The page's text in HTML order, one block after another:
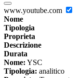
www.youtube.com
Nome
Tipologia
Proprieta
Descrizione
Durata
Nome: YSC
Tipologia: analitico